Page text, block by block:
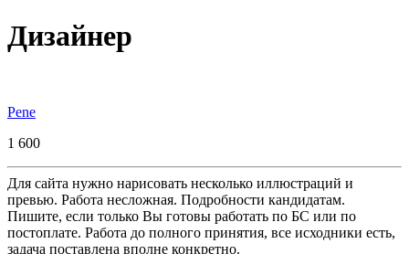
Дизайнер
Pene
1 600
Для сайта нужно нарисовать несколько иллюстраций и
превью. Работа несложная. Подробности кандидатам.
Пишите, если только Вы готовы работать по БС или по
постоплате. Работа до полного принятия, все исходники есть,
задача поставлена вполне конкретно.